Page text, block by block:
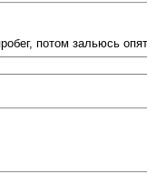
потом зальюсь